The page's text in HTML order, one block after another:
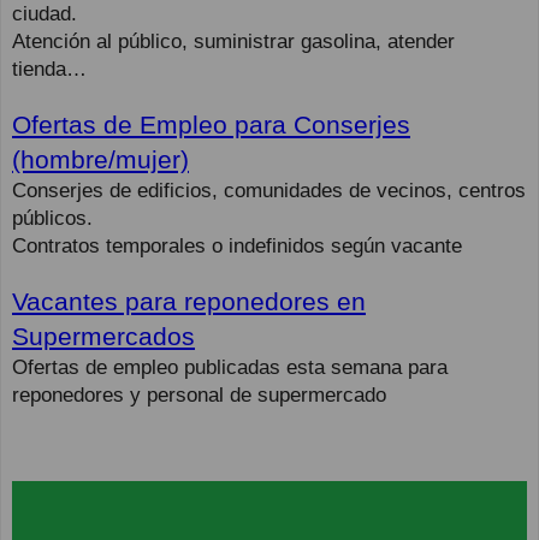
ciudad.
Atención al público, suministrar gasolina, atender
tienda…
Ofertas de Empleo para Conserjes
(hombre/mujer)
Conserjes de edificios, comunidades de vecinos, centros
públicos.
Contratos temporales o indefinidos según vacante
Vacantes para reponedores en
Supermercados
Ofertas de empleo publicadas esta semana para
reponedores y personal de supermercado